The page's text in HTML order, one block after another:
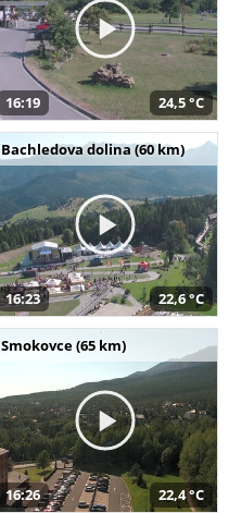
16:19 24,5 °C
Bachledova dolina (60 km)
16:23 22,6 °C
Smokovce (65 km)
16:26 22,4 °C